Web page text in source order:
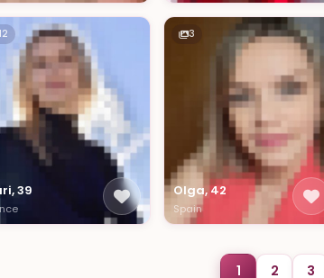
39
3
Olga, 42
Spain
1 2 3